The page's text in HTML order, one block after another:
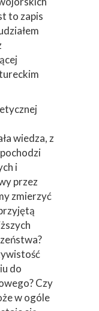
jest ani
może
to zapis
wiedza, z
i
przez
zmierzyć